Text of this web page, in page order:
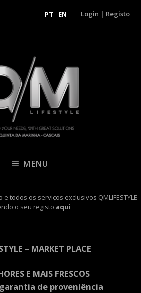
PT EN Login | Registo
MENU
todos os serviços exclusivos QMLIFESTYLE
o seu registo aqui
– MARKET PLACE
E MAIS FRESCOS
de proveniência